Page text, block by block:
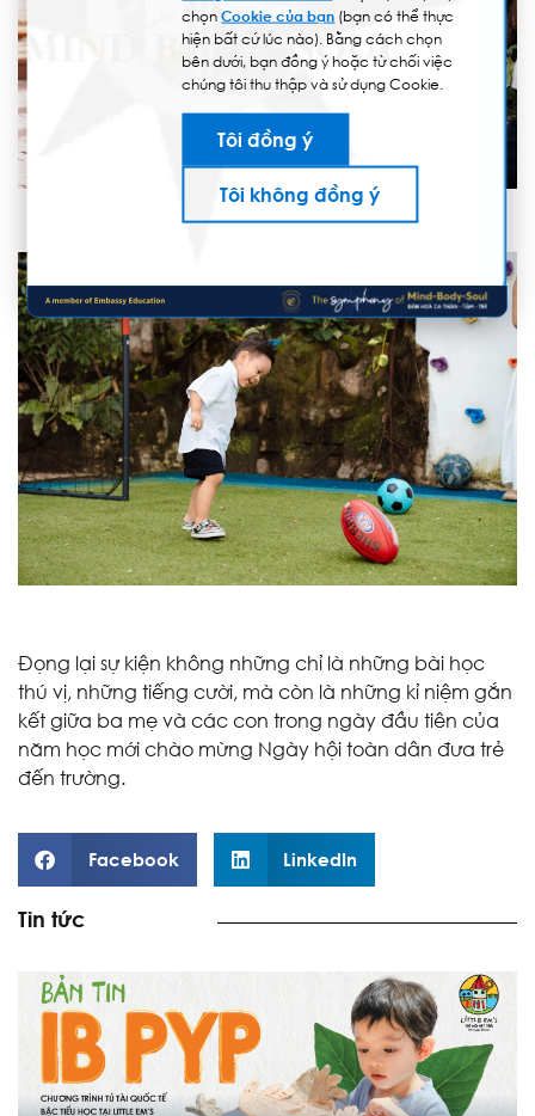
Đọng lại sự kiện không những chỉ là những bài học
thú vị, những tiếng cười, mà còn là những kỉ niệm gắn
kết giữa ba mẹ và các con trong ngày đầu tiên của
năm học mới chào mừng Ngày hội toàn dân đưa trẻ
đến trường.
Facebook LinkedIn
Tin tức
chọnCookie của bạn (bạn có thể thực
hiện bất cứ lúc nào). Bằng cách chọn
bên dưới, bạn đồng ý hoặc từ chối việc
chúng tôi thu thập và sử dụng Cookie.
Tôi đồng ý
Tôi không đồng ý